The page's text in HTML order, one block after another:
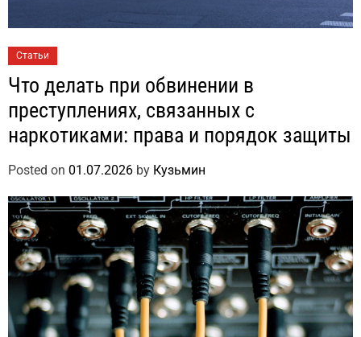
Статьи
Что делать при обвинении в
преступлениях, связанных с
наркотиками: права и порядок защиты
Posted on 01.07.2026 by Кузьмин